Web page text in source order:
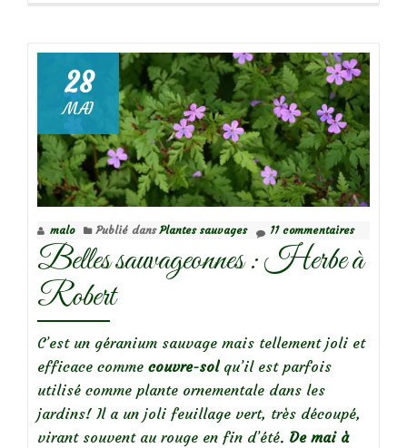
Plante
sauvage
mellifère
:
la
violette
des
bois
28
MAI
malo Publié dansPlantes sauvages 11 commentaires
Belles sauvageonnes : Herbe à
Robert
C’est un géranium sauvage mais tellement joli et
efficace comme couvre-solqu’il est parfois
utilisé comme plante ornementale dans les
jardins! Il a un joli feuillage vert, très découpé,
virant souvent au rouge en fin d’été. De mai à